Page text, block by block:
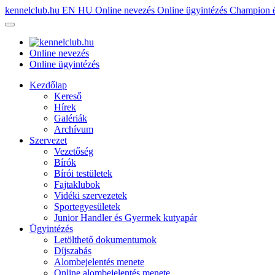
kennelclub.hu EN HU Online nevezés Online ügyintézés Champion
Online nevezés
Online ügyintézés
Kezdőlap
Kereső
Hírek
Galériák
Archívum
Szervezet
Vezetőség
Bírók
Bírói testületek
Fajtaklubok
Vidéki szervezetek
Sportegyesületek
Junior Handler és Gyermek kutyapár
Ügyintézés
Letölthető dokumentumok
Díjszabás
Alombejelentés menete
Online alombejelentés menete